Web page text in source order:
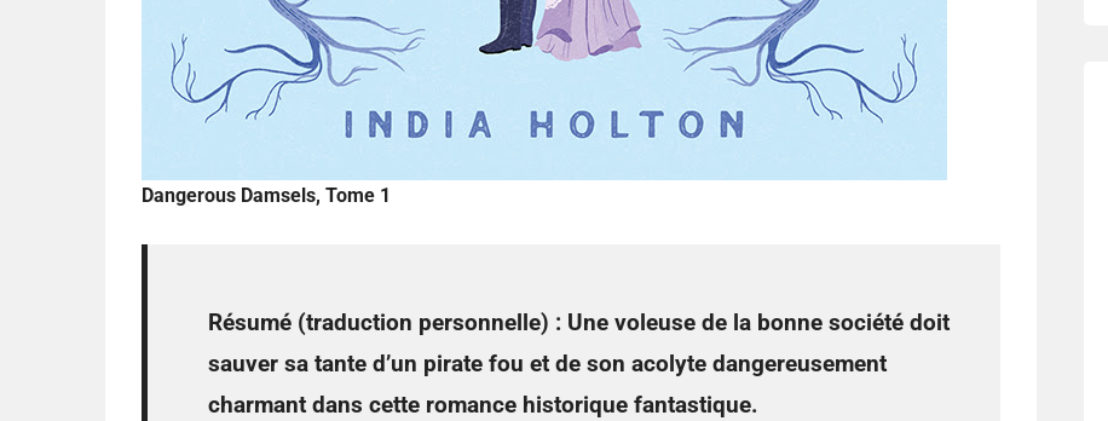
Dangerous Damsels, Tome 1
Résumé (traduction personnelle) : Une voleuse de la bonne société doit
sauver sa tante d’un pirate fou et de son acolyte dangereusement
charmant dans cette romance historique fantastique.